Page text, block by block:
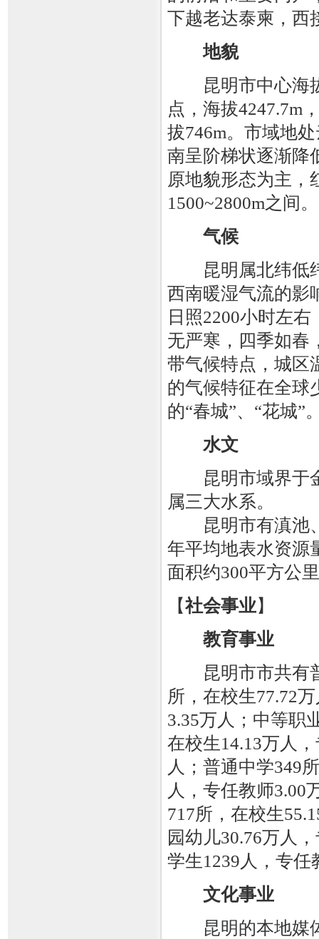
下越老达泰柬，西
地貌
昆明市中心海拔
点，海拔4247.7m
拔746m。市域地
南呈阶梯状逐渐降
原地貌形态为主，
1500~2800m之间。
气候
昆明属北纬低纬
西南暖湿气流的影
日照2200小时左
无严寒，四季如春
带气候特点，城区
的气候特征在全球
的“春城”、“花城”
水文
昆明市域界于金
属三大水系。
昆明市有滇池、
年平均地表水资源
面积约300平方公
【社会事业】
教育事业
昆明市市共有
所，在校生77.72
3.35万人；中等职
在校生14.13万人
人；普通中学349
人，专任教师3.00
717所，在校生
园幼儿30.76万人
学生1239人，专任
文化事业
昆明的本地媒体